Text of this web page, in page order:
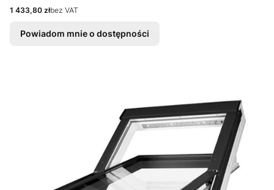
Cena
1 433,80 złbez VAT
Powiadom mnie o dostępności